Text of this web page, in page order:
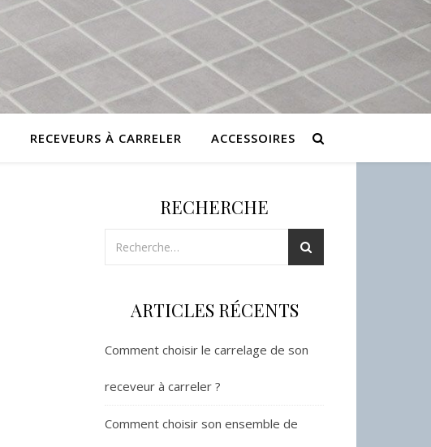
RECEVEURS À CARRELER ACCESSOIRES
RECHERCHE
ARTICLES RÉCENTS
Comment choisir le carrelage de son
receveur à carreler ?
Comment choisir son ensemble de